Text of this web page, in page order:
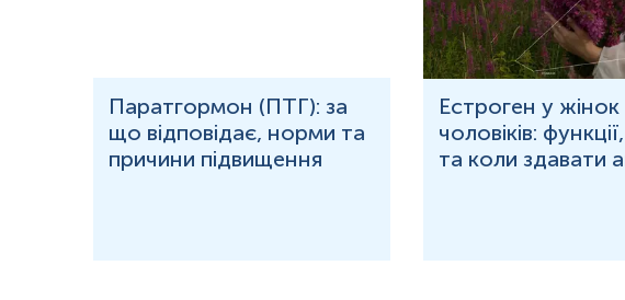
Дітей до 5 років перед здачею крові бажано поїти чистою негазованою водою
Відбір матеріалу бажано проводити до проведення будь-яких
Паратгормон (ПТГ): за
що відповідає, норми та
причини підвищення
Естроген у жінок
чоловіків:
та коли здавати